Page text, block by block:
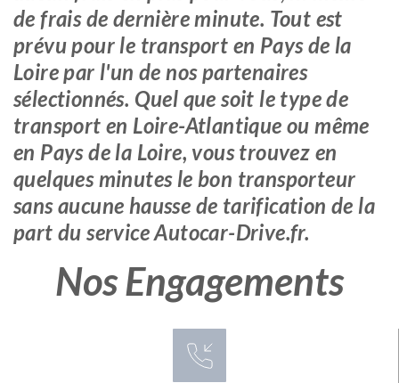
de frais de dernière minute. Tout est
prévu pour le transport en Pays de la
Loire par l'un de nos partenaires
sélectionnés. Quel que soit le type de
transport en Loire-Atlantique ou même
en Pays de la Loire, vous trouvez en
quelques minutes le bon transporteur
sans aucune hausse de tarification de la
part du service Autocar-Drive.fr.
Nos Engagements